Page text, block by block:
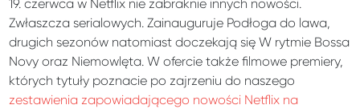
19. czerwca w Netflix nie zabraknie innych nowości.
Zwłaszcza serialowych. Zainauguruje Podłoga do lawa,
drugich sezonów natomiast doczekają się W rytmie Bossa
Novy oraz Niemowlęta. W ofercie także filmowe premiery,
których tytuły poznacie po zajrzeniu do naszego
zestawienia zapowiadającego nowości Netflix na